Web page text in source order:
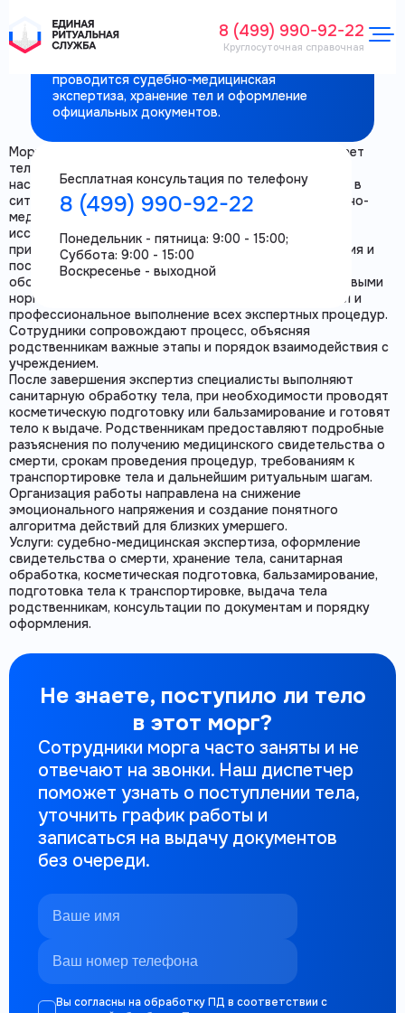
8 (499) 990-92-22
Круглосуточная справочная
экспертизы № 3 (СМЭ № 3)
Морг судебно-медицинской экспертизы № 3 —
проводится судебно-медицинская
экспертиза, хранение тел и оформление
официальных документов.
Бесплатная консультация по телефону
8 (499) 990-92-22
Понедельник - пятница: 9:00 - 15:00;
Суббота: 9:00 - 15:00
Воскресенье - выходной
Морг судебно-медицинской экспертизы № 3 принимает
тела умерших в случаях внезапной, необъяснимой,
насильственной или подозрительной смерти, а также в
ситуациях, требующих обязательного участия судебно-
медицинских экспертов. Здесь проводится комплекс
исследований, направленных на установление точной
причины смерти, подготовку медицинского заключения и
последующее оформление документов. Помещения
оборудованы в соответствии с санитарными и правовыми
нормами, что обеспечивает корректное хранение тел и
профессиональное выполнение всех экспертных процедур.
Сотрудники сопровождают процесс, объясняя
родственникам важные этапы и порядок взаимодействия с
учреждением.
После завершения экспертиз специалисты выполняют
санитарную обработку тела, при необходимости проводят
косметическую подготовку или бальзамирование и готовят
тело к выдаче. Родственникам предоставляют подробные
разъяснения по получению медицинского свидетельства о
смерти, срокам проведения процедур, требованиям к
транспортировке тела и дальнейшим ритуальным шагам.
Организация работы направлена на снижение
эмоционального напряжения и создание понятного
алгоритма действий для близких умершего.
Услуги: судебно-медицинская экспертиза, оформление
свидетельства о смерти, хранение тела, санитарная
обработка, косметическая подготовка, бальзамирование,
подготовка тела к транспортировке, выдача тела
родственникам, консультации по документам и порядку
оформления.
Не знаете, поступило ли тело
в этот морг?
Сотрудники морга часто заняты и не
отвечают на звонки. Наш диспетчер
поможет узнать о поступлении тела,
уточнить график работы и
записаться на выдачу документов
без очереди.
Вы согласны на обработку ПД в соответствии с